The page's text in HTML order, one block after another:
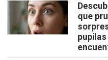
que